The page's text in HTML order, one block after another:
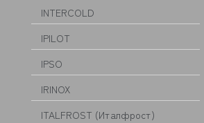
INTERCOLD
IPILOT
IPSO
IRINOX
ITALFROST (Италфрост)